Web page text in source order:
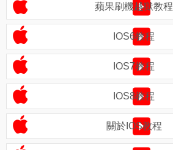
蘋果刷機越獄教程
IOS6教程
IOS7教程
IOS8教程
關於IOS教程